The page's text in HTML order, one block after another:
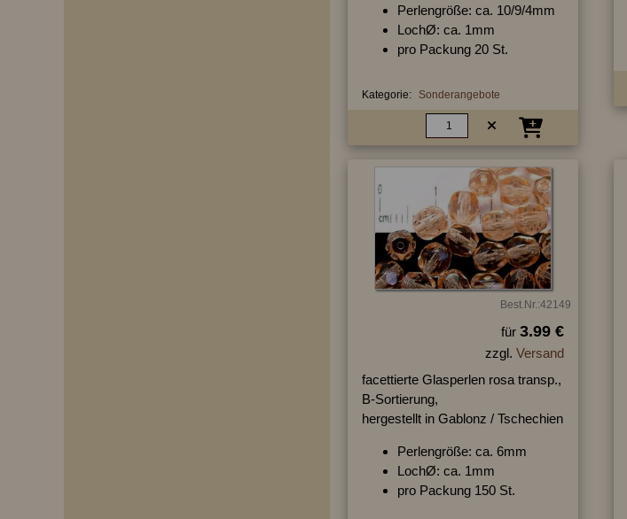
Perlengröße: ca. 10/9/4mm
LochØ: ca. 1mm
pro Packung 20 St.
Kategorie: Sonderangebote
Best.Nr.:42149
für 3.99 €
zzgl. Versand
facettierte Glasperlen rosa transp.,
B-Sortierung,
hergestellt in Gablonz / Tschechien
Perlengröße: ca. 6mm
LochØ: ca. 1mm
pro Packung 150 St.